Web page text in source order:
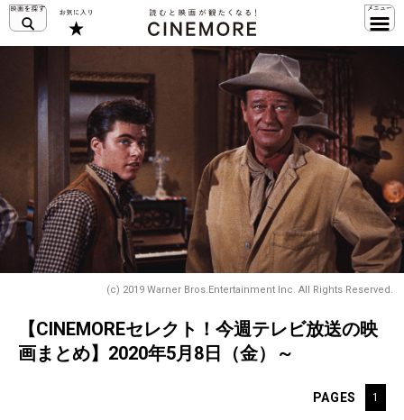
(c) 2019 Warner Bros.Entertainment Inc. All Rights Reserved.
【CINEMOREセレクト！今週テレビ放送の映
画まとめ】2020年5月8日（金）～
PAGES 1